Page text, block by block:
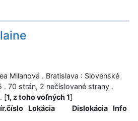
Milanová . Bratislava : Slovenské
. 70 strán, 2 nečíslované strany .
[1, z toho voľných 1]
Lokácia Dislokácia Info